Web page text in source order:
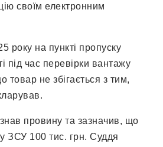
своїм електронним
року на пункті пропуску
під час перевірки вантажу
товар не збігається з тим,
провину та зазначив, що
ЗСУ 100 тис. грн. Суддя